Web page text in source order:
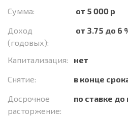
Сумма:
от 5 000 р
Доход
(годовых):
от 3.75 до 6
Капитализация:
нет
Снятие:
в конце
Досрочное
расторжение:
по ставке